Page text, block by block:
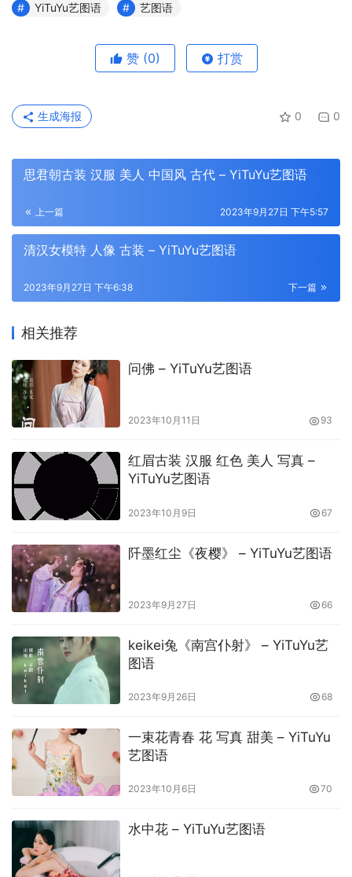
YiTuYu艺图语 艺图语
赞 (0) 打赏
0 0
生成海报
思君朝古装 汉服 美人 中国风 古代 – YiTuYu艺图语
上一篇 2023年9月27日 下午5:57
清汉女模特 人像 古装 – YiTuYu艺图语
下一篇
2023年9月27日 下午6:38
相关推荐
问佛 – YiTuYu艺图语
2023年10月11日 93
红眉古装 汉服 红色 美人 写真 –
YiTuYu艺图语
2023年10月9日 67
阡墨红尘《夜樱》 – YiTuYu艺图语
2023年9月27日 66
keikei兔《南宫仆射》 – YiTuYu艺
图语
2023年9月26日 68
一束花青春 花 写真 甜美 – YiTuYu
艺图语
2023年10月6日 70
水中花 – YiTuYu艺图语